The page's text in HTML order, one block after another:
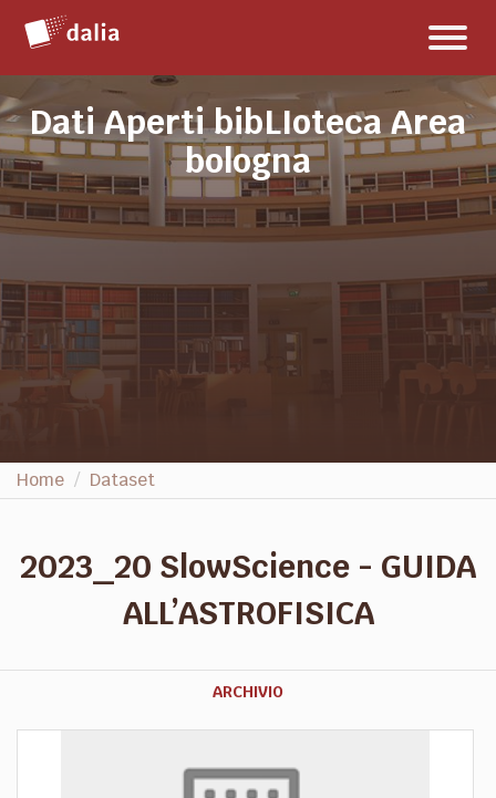
contenuto
Dati Aperti bibLIoteca Area
bologna
Home Dataset
2023_20 SlowScience - GUIDA
ALL’ASTROFISICA
ARCHIVIO